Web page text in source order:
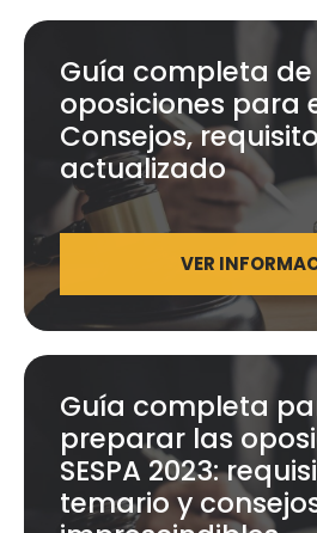
Guía completa de
oposiciones para
Consejos,
actualizado
VER
Guía completa
preparar las
SESPA 2023:
temario y